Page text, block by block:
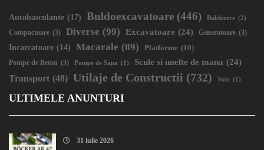
Autobasculante (17) Buldoexcavatoare (446) Buldozere (2)
Compactoare (3) Diverse (99) Excavatoare (24) Generatoare (3)
Incarcatoare (14) Macarale (89) Platforme (10)
Pompe de Beton (3) Pompe de Sapa (1) Scule si unelte de mana (24)
Transport (48) Utilaje de Constructii (732) Vole (1)
ULTIMELE ANUNTURI
31 iulie 2026